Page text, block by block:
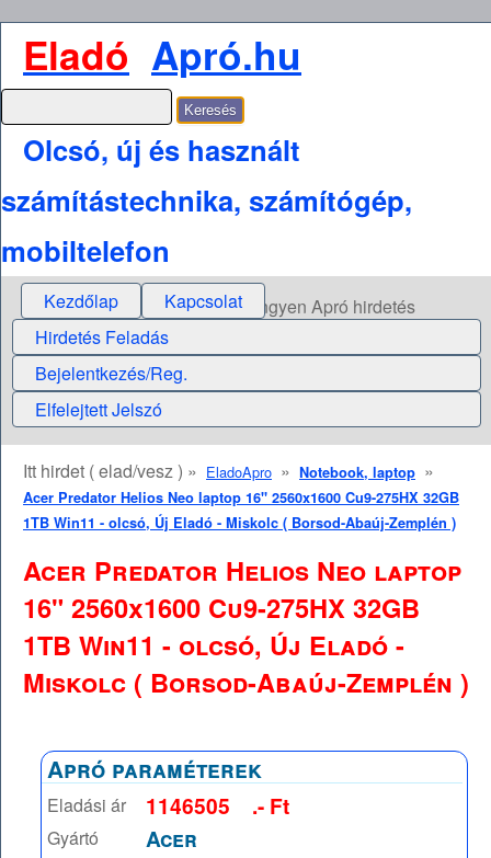
Eladó Apró.hu
Olcsó, új és használt
számítástechnika, számítógép,
mobiltelefon
Kezdőlap Kapcsolat
Ingyen Apró hirdetés
Hirdetés Feladás
Bejelentkezés/Reg.
Elfelejtett Jelszó
Itt hirdet ( elad/vesz ) » EladoApro » Notebook, laptop »
Acer Predator Helios Neo laptop 16" 2560x1600 Cu9-275HX 32GB
1TB Win11 - olcsó, Új Eladó - Miskolc ( Borsod-Abaúj-Zemplén )
Acer Predator Helios Neo laptop
16" 2560x1600 Cu9-275HX 32GB
1TB Win11 - olcsó, Új Eladó -
Miskolc ( Borsod-Abaúj-Zemplén )
Apró paraméterek
Eladási ár 1146505 .- Ft
Gyártó Acer